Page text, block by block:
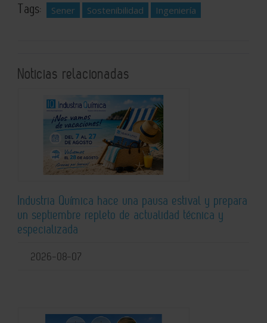
Tags: Sener Sostenibilidad Ingeniería
Noticias relacionadas
Industria Química hace una pausa estival y prepara
un septiembre repleto de actualidad técnica y
especializada
2026-08-07